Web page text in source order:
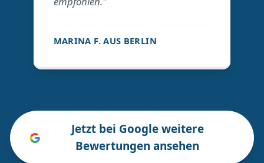
MARINA F. AUS BERLIN
Jetzt bei Google weitere
Bewertungen ansehen